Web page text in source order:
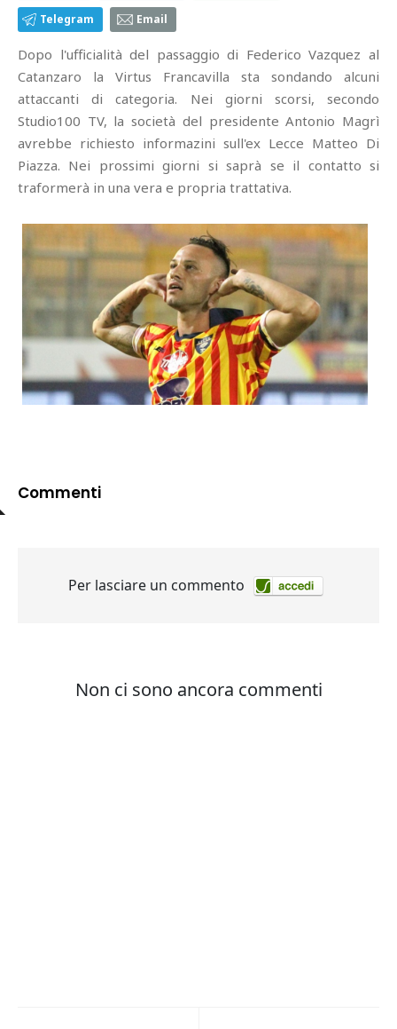
Telegram Email
Dopo l'ufficialità del passaggio di Federico Vazquez al
Catanzaro la Virtus Francavilla sta sondando alcuni
attaccanti di categoria. Nei giorni scorsi, secondo
Studio100 TV, la società del presidente Antonio Magrì
avrebbe richiesto informazini sull'ex Lecce Matteo Di
Piazza. Nei prossimi giorni si saprà se il contatto si
traformerà in una vera e propria trattativa.
Commenti